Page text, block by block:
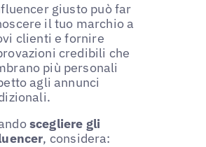
giusto può far
il tuo marchio a
clienti e fornire
credibili che
più personali
agli annunci
scegliere gli
, considera: